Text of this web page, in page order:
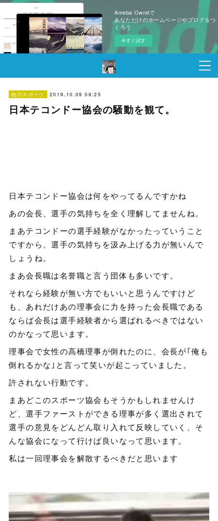
Ameba Owndで
あなただけのホームページやブログをつ
くろう
今すぐ試す
他のスポーツ 2019.10.09 06:25
日本テコンドー協会の騒動を観て。
日本テコンドー協会は何をやってるんですかね
あの会長、選手の気持ちを全く理解してませんね。
まあテコンドーの選手経験がなかったっていうこと
ですから、選手の気持ちを汲み上げる力が無いんで
しょうね。
まあ会長職は名誉職と言う団体も多いです。
それなら経験が無い方でもいいと思うんですけど
も、あれだけあの理事会に力を持った会長職である
ならば会長は選手経験者から選ばれるべきではない
のかなって思います。
理事会で女性の高橋理事が倒れたのに、会長が｢俺も
倒れるかな｣と言って笑いが起こっていました。
許されない行動です。
まあどこのスポーツ協会もそうかもしれませんけ
ど、選手ファーストができる理事が多く選出されて
選手の意見をどんどん取り入れて反映していく、そ
んな協会になって行けば良いなって思います。
私は一回理事会を解散するべきだと思います